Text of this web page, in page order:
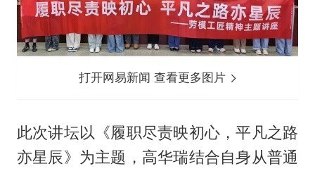
打开网易新闻 查看更多图片
此次讲坛以《履职尽责映初心，平凡之路
亦星辰》为主题，高华瑞结合自身从普通